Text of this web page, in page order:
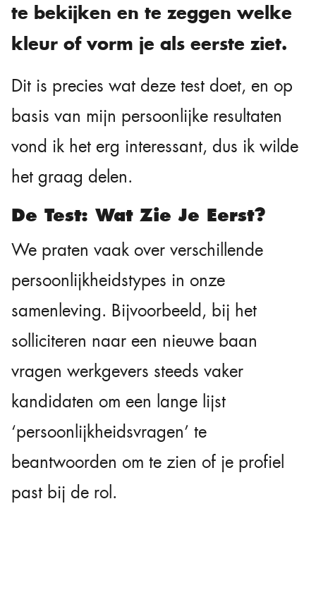
te bekijken en te zeggen welke
kleur of vorm je als eerste ziet.
Dit is precies wat deze test doet, en op
basis van mijn persoonlijke resultaten
vond ik het erg interessant, dus ik wilde
het graag delen.
De Test: Wat Zie Je Eerst?
We praten vaak over verschillende
persoonlijkheidstypes in onze
samenleving. Bijvoorbeeld, bij het
solliciteren naar een nieuwe baan
vragen werkgevers steeds vaker
kandidaten om een lange lijst
‘persoonlijkheidsvragen’ te
beantwoorden om te zien of je profiel
past bij de rol.